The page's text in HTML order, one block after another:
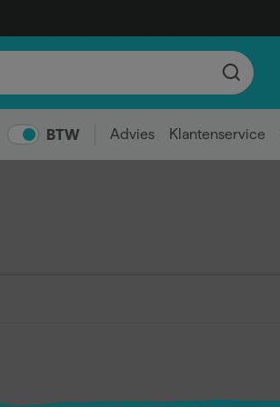
BTW Advies Klantenservice